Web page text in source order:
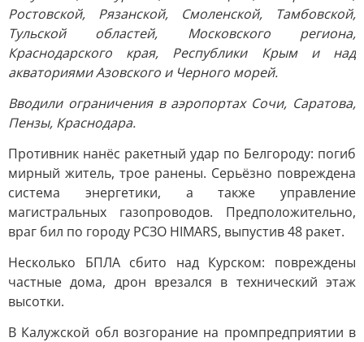
Ростовской, Рязанской, Смоленской, Тамбовской,
Тульской областей, Московского региона,
Краснодарского края, Республики Крым и над
акваториями Азовского и Черного морей.
Вводили ограничения в аэропортах Сочи, Саратова,
Пензы, Краснодара.
Противник нанёс ракетный удар по Белгороду: погиб
мирный житель, трое ранены. Серьёзно повреждена
система энергетики, а также управление
магистральных газопроводов. Предположительно,
враг бил по городу РСЗО HIMARS, выпустив 48 ракет.
Несколько БПЛА сбито над Курском: повреждены
частные дома, дрон врезался в технический этаж
высотки.
В Калужской обл возгорание на промпредприятии в